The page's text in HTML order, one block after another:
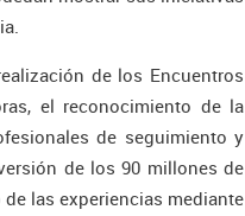
de los Encuentros
el reconocimiento de la
de seguimiento y
de los 90 millones de
las experiencias mediante